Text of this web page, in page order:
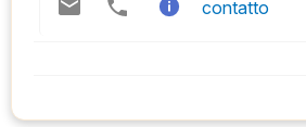
contatto